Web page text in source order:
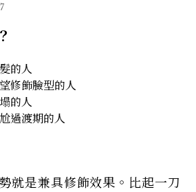
的人
修飾臉型的人
的人
過渡期的人
就是兼具修飾效果。比起一刀